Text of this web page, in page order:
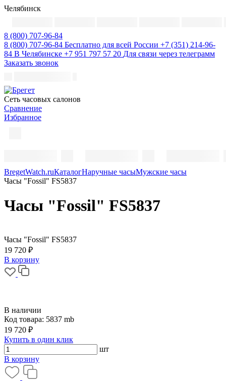
Челябинск
8 (800) 707-96-84
8 (800) 707-96-84 Бесплатно для всей России +7 (351) 214-96-
84 В Челябинске +7 951 797 57 20 Для связи через телеграмм
Заказать звонок
Cеть часовых салонов
Сравнение
Избранное
BregetWatch.ruКаталогНаручные часыМужские часы
Часы "Fossil" FS5837
Часы "Fossil" FS5837
Часы "Fossil" FS5837
19 720 ₽
В корзину
В наличии
Код товара: 5837 mb
19 720 ₽
Купить в один клик
шт
В корзину